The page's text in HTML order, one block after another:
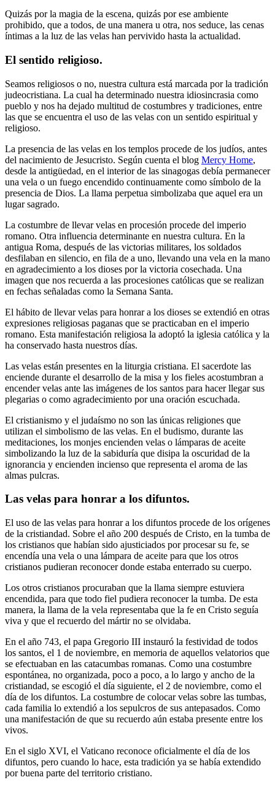
Quizás por la magia de la escena, quizás por ese ambiente
prohibido, que a todos, de una manera u otra, nos seduce, las cenas
íntimas a la luz de las velas han pervivido hasta la actualidad.
El sentido religioso.
Seamos religiosos o no, nuestra cultura está marcada por la tradición
judeocristiana. La cual ha determinado nuestra idiosincrasia como
pueblo y nos ha dejado multitud de costumbres y tradiciones, entre
las que se encuentra el uso de las velas con un sentido espiritual y
religioso.
La presencia de las velas en los templos procede de los judíos, antes
del nacimiento de Jesucristo. Según cuenta el blog Mercy Home,
desde la antigüedad, en el interior de las sinagogas debía permanecer
una vela o un fuego encendido continuamente como símbolo de la
presencia de Dios. La llama perpetua simbolizaba que aquel era un
lugar sagrado.
La costumbre de llevar velas en procesión procede del imperio
romano. Otra influencia determinante en nuestra cultura. En la
antigua Roma, después de las victorias militares, los soldados
desfilaban en silencio, en fila de a uno, llevando una vela en la mano
en agradecimiento a los dioses por la victoria cosechada. Una
imagen que nos recuerda a las procesiones católicas que se realizan
en fechas señaladas como la Semana Santa.
El hábito de llevar velas para honrar a los dioses se extendió en otras
expresiones religiosas paganas que se practicaban en el imperio
romano. Esta manifestación religiosa la adoptó la iglesia católica y la
ha conservado hasta nuestros días.
Las velas están presentes en la liturgia cristiana. El sacerdote las
enciende durante el desarrollo de la misa y los fieles acostumbran a
encender velas ante las imágenes de los santos para hacer llegar sus
plegarias o como agradecimiento por una oración escuchada.
El cristianismo y el judaísmo no son las únicas religiones que
utilizan el simbolismo de las velas. En el budismo, durante las
meditaciones, los monjes encienden velas o lámparas de aceite
simbolizando la luz de la sabiduría que disipa la oscuridad de la
ignorancia y encienden incienso que representa el aroma de las
almas pulcras.
Las velas para honrar a los difuntos.
El uso de las velas para honrar a los difuntos procede de los orígenes
de la cristiandad. Sobre el año 200 después de Cristo, en la tumba de
los cristianos que habían sido ajusticiados por procesar su fe, se
encendía una vela o una lámpara de aceite para que los otros
cristianos pudieran reconocer donde estaba enterrado su cuerpo.
Los otros cristianos procuraban que la llama siempre estuviera
encendida, para que todo fiel pudiera reconocer la tumba. De esta
manera, la llama de la vela representaba que la fe en Cristo seguía
viva y que el recuerdo del mártir no se olvidaba.
En el año 743, el papa Gregorio III instauró la festividad de todos
los santos, el 1 de noviembre, en memoria de aquellos velatorios que
se efectuaban en las catacumbas romanas. Como una costumbre
espontánea, no organizada, poco a poco, a lo largo y ancho de la
cristiandad, se escogió el día siguiente, el 2 de noviembre, como el
día de los difuntos. La costumbre de colocar velas sobre las tumbas,
cada familia lo extendió a los sepulcros de sus antepasados. Como
una manifestación de que su recuerdo aún estaba presente entre los
vivos.
En el siglo XVI, el Vaticano reconoce oficialmente el día de los
difuntos, pero cuando lo hace, esta tradición ya se había extendido
por buena parte del territorio cristiano.